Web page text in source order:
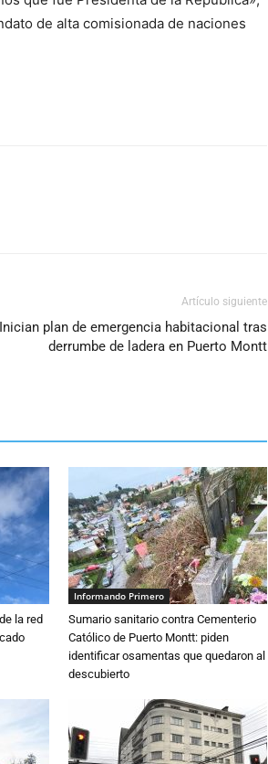
de alta comisionada de naciones
Artículo siguiente
Inician plan de emergencia habitacional tras
derrumbe de ladera en Puerto Montt
la red
Informando Primero
Sumario sanitario contra Cementerio
Católico de Puerto Montt: piden
identificar osamentas que quedaron al
descubierto